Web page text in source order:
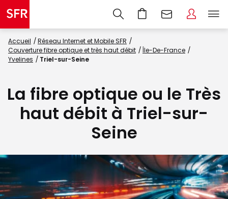
Accueil
Réseau Internet et Mobile SFR
Couverture fibre optique et très haut débit
Île-De-France
Yvelines
Triel-sur-Seine
La fibre optique ou le Très
haut débit à Triel-sur-
Seine